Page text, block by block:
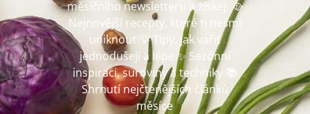
měsíčního newsletteru a získej: 🥘
Nejnovější recepty, které ti nesmí
uniknout 💡 Tipy, jak vařit
jednodušeji a lépe ✨ Sezónní
inspiraci, suroviny a techniky 📚
Shrnutí nejčtenějších článků
měsíce